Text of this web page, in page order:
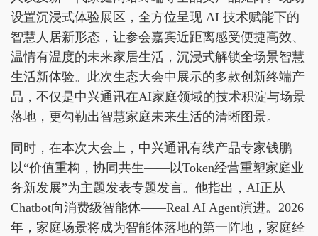
设置沉浸式体验展区，全方位呈现 AI 技术赋能下的
智慧人居新形态，让参会嘉宾近距离感受便捷高效、
温情有温度的未来家居生活，沉浸式解锁全场景智慧
生活新体验。此次生态大会中展示的多款创新终端产
品，不仅是中兴通讯在AI家庭领域的技术积淀与场景
落地，更勾勒出智慧家庭未来生活的清晰图景。
同时，在本次大会上，中兴通讯有线产品专家钱鹏
以“价值重构，协同共生——以Token经营重塑家庭业
务新发展”为主题发表专题发言。他指出，AI正从
Chatbot向消费级智能体——Real AI Agent演进。2026
年，家庭场景将成为智能体落地的第一阵地，家庭经